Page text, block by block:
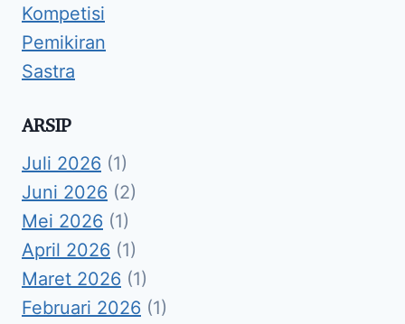
Kompetisi
Pemikiran
Sastra
ARSIP
Juli 2026 (1)
Juni 2026 (2)
Mei 2026 (1)
April 2026 (1)
Maret 2026 (1)
Februari 2026 (1)